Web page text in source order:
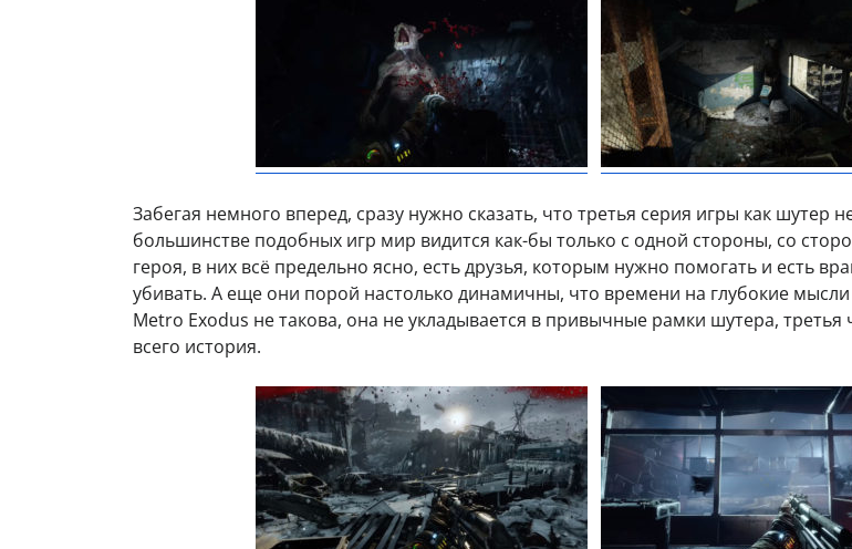
Забегая немного вперед, сразу нужно сказать, что третья серия игры как шутер
большинстве подобных игр мир видится как-бы только с одной стороны, со
героя, в них всё предельно ясно, есть друзья, которым нужно помогать и есть
убивать. А еще они порой настолько динамичны, что времени на глубокие мысли
Metro Exodus не такова, она не укладывается в привычные рамки шутера, третья
всего история.